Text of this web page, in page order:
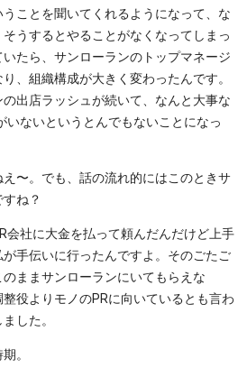
ことを聞いてくれるようになって、な
うするとやることがなくなってしまっ
たら、サンローランのトップマネージ
、組織構成が大きく変わったんです。
出店ラッシュが続いて、なんと大事な
いないというとんでもないことになっ
〜。でも、話の流れ的にはこのときサ
ね？
会社に大金を払って頼んだんだけど上手
手伝いに行ったんですよ。そのごたご
ままサンローランにいてもらえな
役よりモノのPRに向いているとも言わ
した。
。